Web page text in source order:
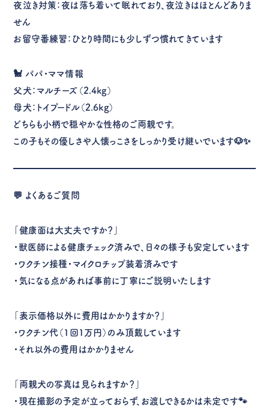
夜泣き対策：夜は落ち着いて眠れており、夜泣きはほとんどありま
せん
お留守番練習：ひとり時間にも少しずつ慣れてきています
🐩 パパ・ママ情報
父犬：マルチーズ（2.4kg）
母犬：トイプードル（2.6kg）
どちらも小柄で穏やかな性格のご両親です。
この子もその優しさや人懐っこさをしっかり受け継いでいます🐶✨
💬 よくあるご質問
「健康面は大丈夫ですか？」
・獣医師による健康チェック済みで、日々の様子も安定しています
・ワクチン接種・マイクロチップ装着済みです
・気になる点があれば事前に丁寧にご説明いたします
「表示価格以外に費用はかかりますか？」
・ワクチン代（1回1万円）のみ頂戴しています
・それ以外の費用はかかりません
「両親犬の写真は見られますか？」
・現在撮影の予定が立っておらず、お渡しできるかは未定です🐾